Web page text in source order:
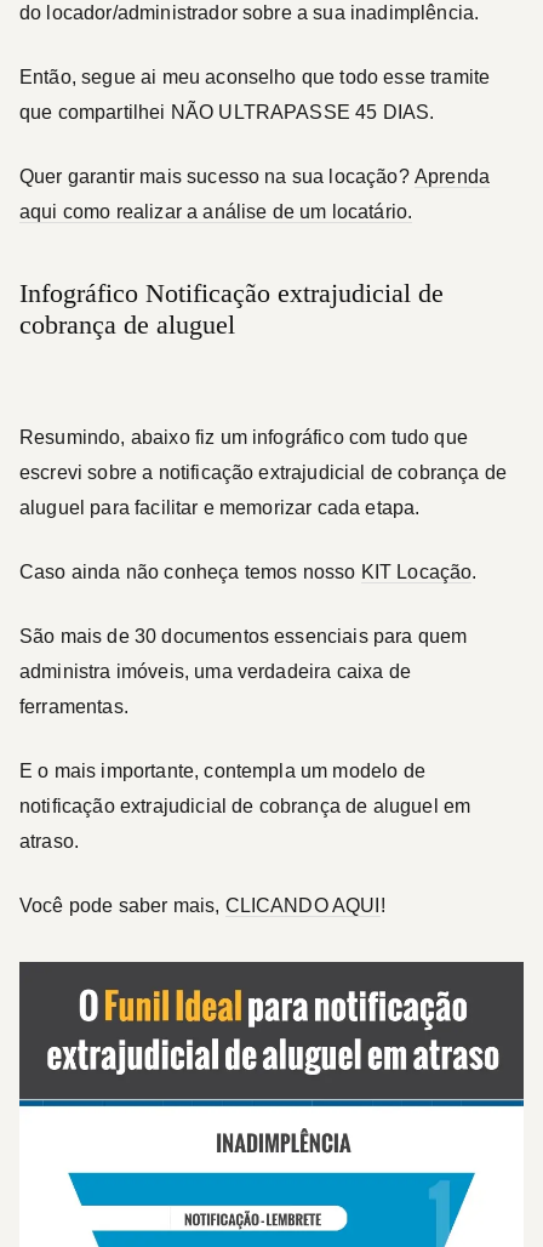
do locador/administrador sobre a sua inadimplência.
Então, segue ai meu aconselho que todo esse tramite
que compartilhei NÃO ULTRAPASSE 45 DIAS.
Quer garantir mais sucesso na sua locação? Aprenda
aqui como realizar a análise de um locatário.
Infográfico Notificação extrajudicial de
cobrança de aluguel
Resumindo, abaixo fiz um infográfico com tudo que
escrevi sobre a notificação extrajudicial de cobrança de
aluguel para facilitar e memorizar cada etapa.
Caso ainda não conheça temos nosso KIT Locação.
São mais de 30 documentos essenciais para quem
administra imóveis, uma verdadeira caixa de
ferramentas.
E o mais importante, contempla um modelo de
notificação extrajudicial de cobrança de aluguel em
atraso.
Você pode saber mais, CLICANDO AQUI !